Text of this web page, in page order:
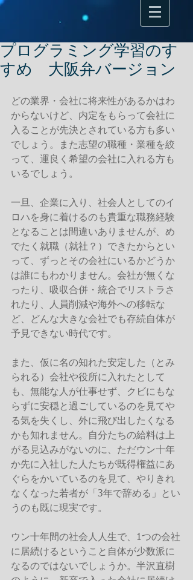
プログラミング学習のす
すめ 大阪弁バージョン
どの業界・会社に将来性があるかはわ
からないけど、内定をもらって会社に
入ることが先決とされている方も多い
でしょう。また志望の職種・業種を絞
って、運良く希望の会社に入れる方も
いるでしょう。
一旦、企業に入り、社会人としてのイ
ロハを身に着けるのも貴重な職務経験
となることは間違いありませんが、め
でたく就職（就社？）できたからとい
って、ずっとその会社にいるかどうか
は誰にもわかりません。会社が無くな
ったり、吸収合併・統合でリストラさ
れたり、人員削減や海外への移転な
ど、どんな大きな会社でも存続自体が
予見できない時代です。
また、仮に名の知れた安定した（とみ
られる）会社や役所に入れたとして
も、無能な人が仕事せず、クビにもな
らずに安穏と過ごしているのを見てや
る気を失くし、外に飛び出したくなる
かも知れません。自分たちの給料は上
がる見込みがないのに、ただウン十年
か先に入社した人たちが既得権益にあ
ぐらをかいているのを見て、やりきれ
なくなった若者が「3年で辞める」とい
うのも既に現実です。
ウン十年間の社会人人生で、1つの会社
に居続けるということ自体が少数派に
なるのではないでしょうか。半沢直樹